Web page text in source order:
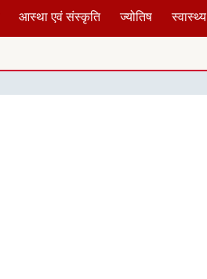
आस्था एवं संस्कृति ज्योतिष स्वास्थ्य